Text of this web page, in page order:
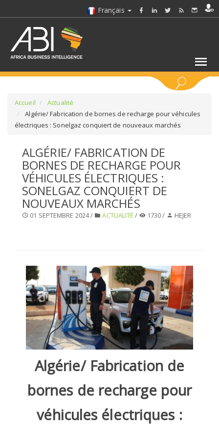
Français
SÉLECTIONNEZ UN DOSSIER
SELECTIONNEZ UNE SECTION
SÉLECTIONNEZ UNE CATÉGORIE
Accueil
Actualité
Algérie/ Fabrication de bornes de recharge pour véhicules
électriques : Sonelgaz conquiert de nouveaux marchés
ALGÉRIE/ FABRICATION DE
BORNES DE RECHARGE POUR
VÉHICULES ÉLECTRIQUES :
SONELGAZ CONQUIERT DE
NOUVEAUX MARCHÉS
01 SEPTEMBRE 2024 / ACTUALITÉ / 1730 / HEJER
Algérie/ Fabrication de
bornes de recharge pour
véhicules électriques :